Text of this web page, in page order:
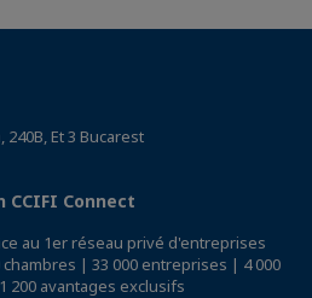
Et 3 Bucarest
CCIFI Connect
au 1er réseau privé d'entreprises
| 33 000 entreprises | 4 000
200 avantages exclusifs